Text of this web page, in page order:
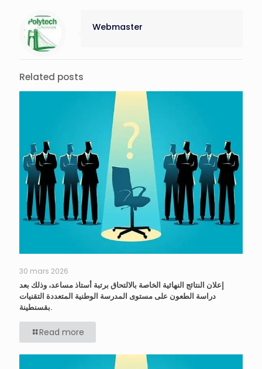
Webmaster
Related posts
30 mars 2026
إعلان النتائج النهائية الخاصة بالالتحاق برتبة أستاذ مساعد، وذلك بعد
دراسة الطعون على مستوى المدرسة الوطنية المتعددة التقنيات
بقسنطينة.
Read more